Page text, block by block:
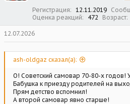
Регистрация 12.11.2019
Оценка реакций
472 Возраст
12.07.2026
ash-oldgaz сказал(а):
О! Советский самовар 70-80-х годов!
Бабушка к приезду родителей на
Прям детство вспомнил!
А второй самовар явно старше!